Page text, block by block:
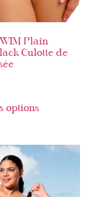
Plain
Culotte de
options